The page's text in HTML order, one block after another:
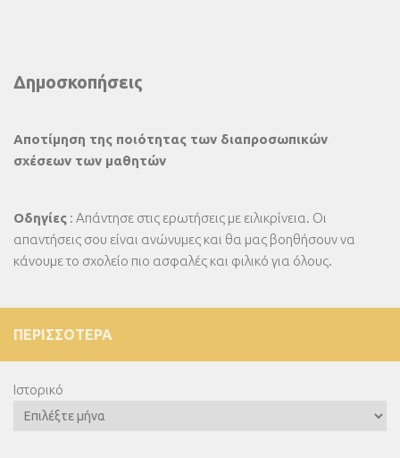
Δημοσκοπήσεις
Αποτίμηση της ποιότητας των διαπροσωπικών
σχέσεων των μαθητών
Οδηγίες : Απάντησε στις ερωτήσεις με ειλικρίνεια. Οι
απαντήσεις σου είναι ανώνυμες και θα μας βοηθήσουν να
κάνουμε το σχολείο πιο ασφαλές και φιλικό για όλους.
ΠΕΡΙΣΣΌΤΕΡΑ
Ιστορικό